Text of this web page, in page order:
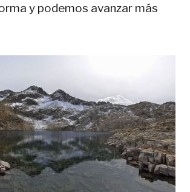
y podemos avanzar más